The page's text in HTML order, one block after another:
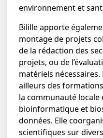
environnement et
Bilille apporte
montage de projets
de la rédaction des
projets, ou de
matériels
ailleurs des
la communauté locale
bioinformatique et
données. Elle
scientifiques sur